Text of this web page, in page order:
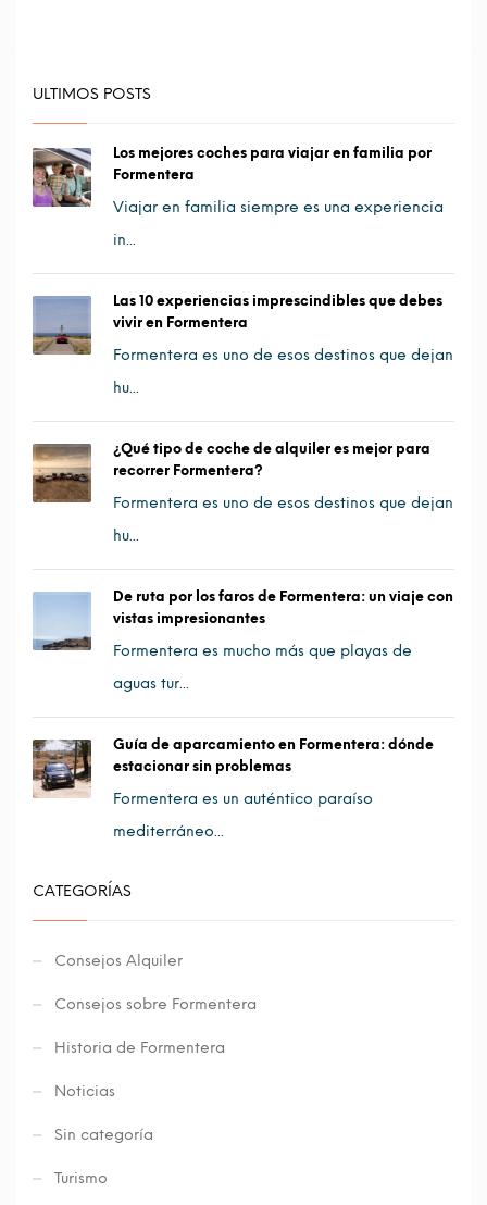
ULTIMOS POSTS
Los mejores coches para viajar en familia por
Formentera
Viajar en familia siempre es una experiencia
in...
Las 10 experiencias imprescindibles que debes
vivir en Formentera
Formentera es uno de esos destinos que dejan
hu...
¿Qué tipo de coche de alquiler es mejor para
recorrer Formentera?
Formentera es uno de esos destinos que dejan
hu...
De ruta por los faros de Formentera: un viaje con
vistas impresionantes
Formentera es mucho más que playas de
aguas tur...
Guía de aparcamiento en Formentera: dónde
estacionar sin problemas
Formentera es un auténtico paraíso
mediterráneo...
CATEGORÍAS
Consejos Alquiler
Consejos sobre Formentera
Historia de Formentera
Noticias
Sin categoría
Turismo